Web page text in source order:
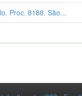
Proc. 8188. São...